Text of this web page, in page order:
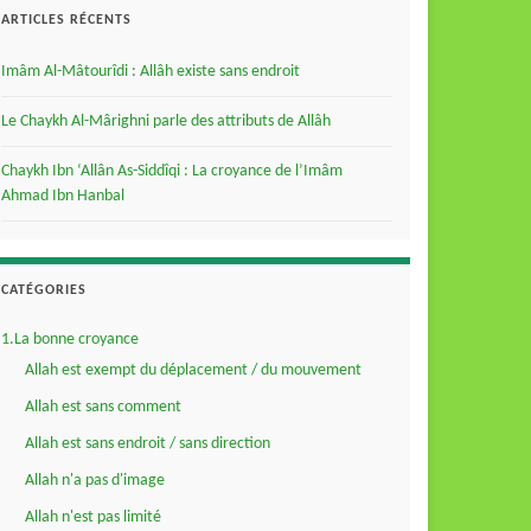
ARTICLES RÉCENTS
Imâm Al-Mâtourîdi : Allâh existe sans endroit
Le Chaykh Al-Mârighni parle des attributs de Allâh
Chaykh Ibn ‘Allân As-Siddîqi : La croyance de l’Imâm
Ahmad Ibn Hanbal
CATÉGORIES
1.La bonne croyance
Allah est exempt du déplacement / du mouvement
Allah est sans comment
Allah est sans endroit / sans direction
Allah n'a pas d'image
Allah n'est pas limité